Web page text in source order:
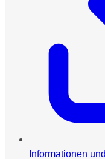
Informationen